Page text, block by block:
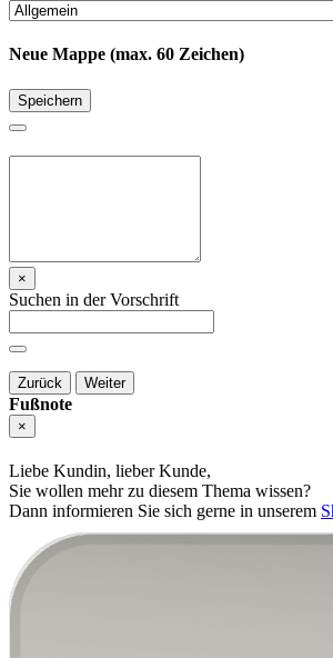
Neue Mappe (max. 60 Zeichen)
Speichern
×
Suchen in der Vorschrift
Zurück Weiter
Fußnote
×
Liebe Kundin, lieber Kunde,
Sie wollen mehr zu diesem Thema wissen?
Dann informieren Sie sich gerne in unserem